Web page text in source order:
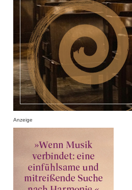
Anzeige